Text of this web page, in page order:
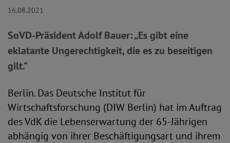
16.08.2021
SoVD-Präsident Adolf Bauer: „Es gibt eine
eklatante Ungerechtigkeit, die es zu beseitigen
gilt.“
Berlin. Das Deutsche Institut für
Wirtschaftsforschung (DIW Berlin) hat im Auftrag
des VdK die Lebenserwartung der 65-Jährigen
abhängig von ihrer Beschäftigungsart und ihrem